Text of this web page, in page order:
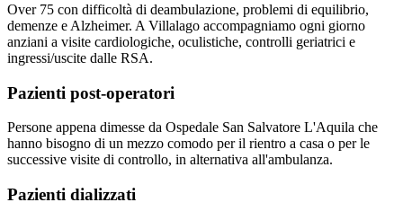
Over 75 con difficoltà di deambulazione, problemi di equilibrio,
demenze e Alzheimer. A Villalago accompagniamo ogni giorno
anziani a visite cardiologiche, oculistiche, controlli geriatrici e
ingressi/uscite dalle RSA.
Pazienti post-operatori
Persone appena dimesse da Ospedale San Salvatore L'Aquila che
hanno bisogno di un mezzo comodo per il rientro a casa o per le
successive visite di controllo, in alternativa all'ambulanza.
Pazienti dializzati